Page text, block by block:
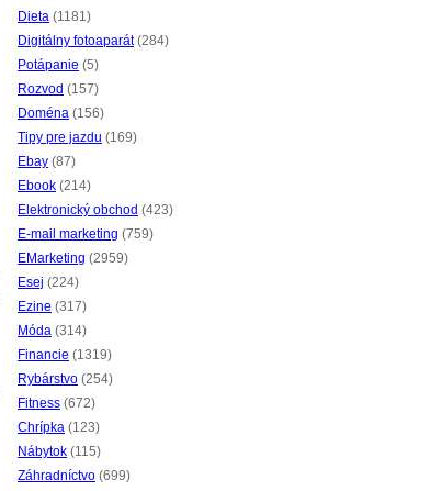
Dieta (1181)
Digitálny fotoaparát(284)
Potápanie (5)
Rozvod (157)
Doména (156)
Tipy pre jazdu (169)
Ebay (87)
Ebook (214)
Elektronický obchod (423)
E-mail marketing (759)
EMarketing (2959)
Esej (224)
Ezine (317)
Móda (314)
Financie (1319)
Rybárstvo (254)
Fitness (672)
Chrípka (123)
Nábytok (115)
Záhradníctvo (699)